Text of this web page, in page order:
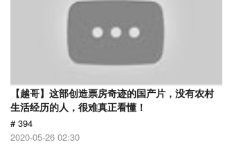
【越哥】这部创造票房奇迹的国产片，没有农村
生活经历的人，很难真正看懂！
# 394
2020-05-26 02:30